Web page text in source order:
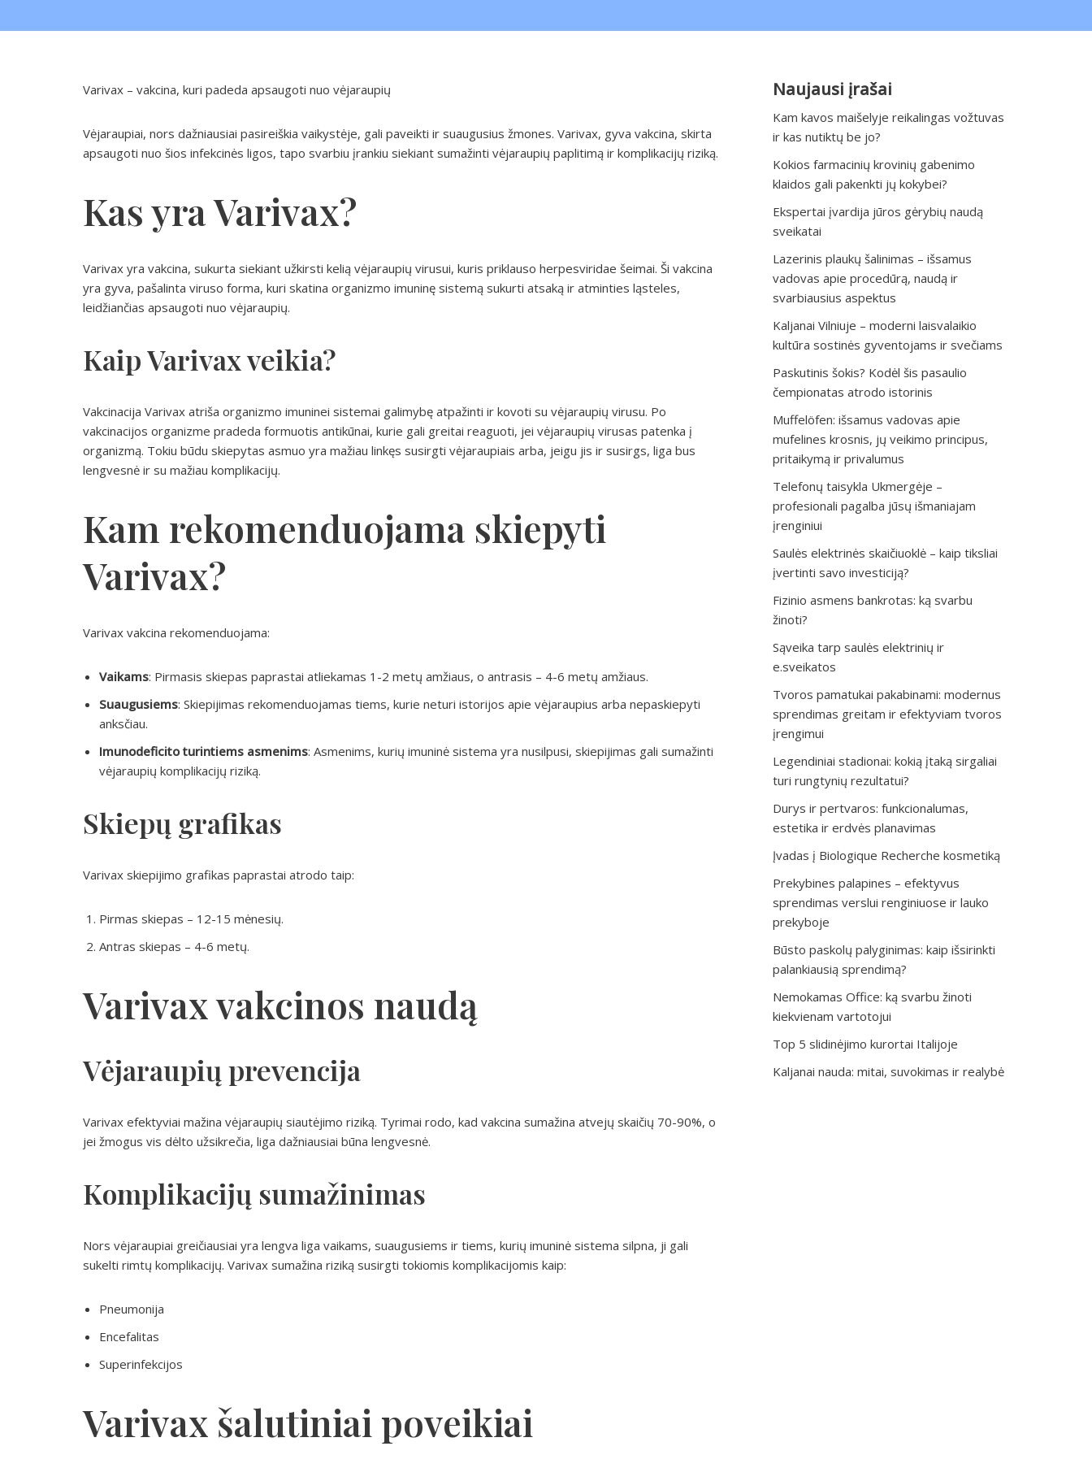
Varivax – vakcina, kuri padeda apsaugoti nuo vėjaraupių
Vėjaraupiai, nors dažniausiai pasireiškia vaikystėje, gali paveikti ir suaugusius žmones. Varivax, gyva vakcina, skirta
apsaugoti nuo šios infekcinės ligos, tapo svarbiu įrankiu siekiant sumažinti vėjaraupių paplitimą ir komplikacijų riziką.
Kas yra Varivax?
Varivax yra vakcina, sukurta siekiant užkirsti kelią vėjaraupių virusui, kuris priklauso herpesviridae šeimai. Ši vakcina
yra gyva, pašalinta viruso forma, kuri skatina organizmo imuninę sistemą sukurti atsaką ir atminties ląsteles,
leidžiančias apsaugoti nuo vėjaraupių.
Kaip Varivax veikia?
Vakcinacija Varivax atriša organizmo imuninei sistemai galimybę atpažinti ir kovoti su vėjaraupių virusu. Po
vakcinacijos organizme pradeda formuotis antikūnai, kurie gali greitai reaguoti, jei vėjaraupių virusas patenka į
organizmą. Tokiu būdu skiepytas asmuo yra mažiau linkęs susirgti vėjaraupiais arba, jeigu jis ir susirgs, liga bus
lengvesnė ir su mažiau komplikacijų.
Kam rekomenduojama skiepyti
Varivax?
Varivax vakcina rekomenduojama:
Vaikams: Pirmasis skiepas paprastai atliekamas 1-2 metų amžiaus, o antrasis – 4-6 metų amžiaus.
Suaugusiems: Skiepijimas rekomenduojamas tiems, kurie neturi istorijos apie vėjaraupius arba nepaskiepyti
anksčiau.
Imunodeficito turintiems asmenims: Asmenims, kurių imuninė sistema yra nusilpusi, skiepijimas gali sumažinti
vėjaraupių komplikacijų riziką.
Skiepų grafikas
Varivax skiepijimo grafikas paprastai atrodo taip:
Pirmas skiepas – 12-15 mėnesių.
Antras skiepas – 4-6 metų.
Varivax vakcinos naudą
Vėjaraupių prevencija
Varivax efektyviai mažina vėjaraupių siautėjimo riziką. Tyrimai rodo, kad vakcina sumažina atvejų skaičių 70-90%, o
jei žmogus vis dėlto užsikrečia, liga dažniausiai būna lengvesnė.
Komplikacijų sumažinimas
Nors vėjaraupiai greičiausiai yra lengva liga vaikams, suaugusiems ir tiems, kurių imuninė sistema silpna, ji gali
sukelti rimtų komplikacijų. Varivax sumažina riziką susirgti tokiomis komplikacijomis kaip:
Pneumonija
Encefalitas
Superinfekcijos
Varivax šalutiniai poveikiai
Naujausi įrašai
Kam kavos maišelyje reikalingas vožtuvas
ir kas nutiktų be jo?
Kokios farmacinių krovinių gabenimo
klaidos gali pakenkti jų kokybei?
Ekspertai įvardija jūros gėrybių naudą
sveikatai
Lazerinis plaukų šalinimas – išsamus
vadovas apie procedūrą, naudą ir
svarbiausius aspektus
Kaljanai Vilniuje – moderni laisvalaikio
kultūra sostinės gyventojams ir svečiams
Paskutinis šokis? Kodėl šis pasaulio
čempionatas atrodo istorinis
Muffelöfen: išsamus vadovas apie
mufelines krosnis, jų veikimo principus,
pritaikymą ir privalumus
Telefonų taisykla Ukmergėje –
profesionali pagalba jūsų išmaniajam
įrenginiui
Saulės elektrinės skaičiuoklė – kaip tiksliai
įvertinti savo investiciją?
Fizinio asmens bankrotas: ką svarbu
žinoti?
Sąveika tarp saulės elektrinių ir
e.sveikatos
Tvoros pamatukai pakabinami: modernus
sprendimas greitam ir efektyviam tvoros
įrengimui
Legendiniai stadionai: kokią įtaką sirgaliai
turi rungtynių rezultatui?
Durys ir pertvaros: funkcionalumas,
estetika ir erdvės planavimas
Įvadas į Biologique Recherche kosmetiką
Prekybines palapines – efektyvus
sprendimas verslui renginiuose ir lauko
prekyboje
Būsto paskolų palyginimas: kaip išsirinkti
palankiausią sprendimą?
Nemokamas Office: ką svarbu žinoti
kiekvienam vartotojui
Top 5 slidinėjimo kurortai Italijoje
Kaljanai nauda: mitai, suvokimas ir realybė